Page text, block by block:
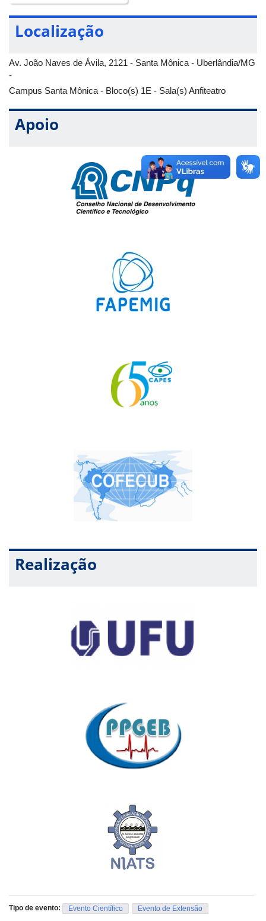
Localização
Av. João Naves de Ávila, 2121 - Santa Mônica - Uberlândia/MG
-
Campus Santa Mônica - Bloco(s) 1E - Sala(s) Anfiteatro
Apoio
Realização
Tipo de evento: Evento Científico Evento de Extensão